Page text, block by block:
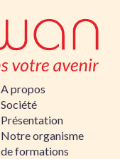
A propos
Société
Présentation
Notre organisme
de formations